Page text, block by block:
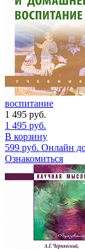
воспитание
1 495 руб.
1 495 руб.
В корзину
599 руб. Онлайн
Ознакомиться